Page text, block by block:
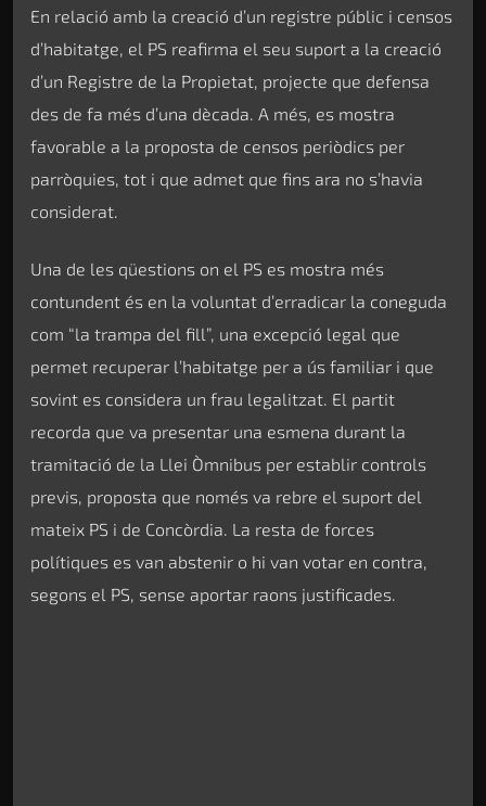
En relació amb la creació d’un registre públic i censos
d’habitatge, el PS reafirma el seu suport a la creació
d’un Registre de la Propietat, projecte que defensa
des de fa més d’una dècada. A més, es mostra
favorable a la proposta de censos periòdics per
parròquies, tot i que admet que fins ara no s’havia
considerat.
Una de les qüestions on el PS es mostra més
contundent és en la voluntat d’erradicar la coneguda
com “la trampa del fill”, una excepció legal que
permet recuperar l’habitatge per a ús familiar i que
sovint es considera un frau legalitzat. El partit
recorda que va presentar una esmena durant la
tramitació de la Llei Òmnibus per establir controls
previs, proposta que només va rebre el suport del
mateix PS i de Concòrdia. La resta de forces
polítiques es van abstenir o hi van votar en contra,
segons el PS, sense aportar raons justificades.